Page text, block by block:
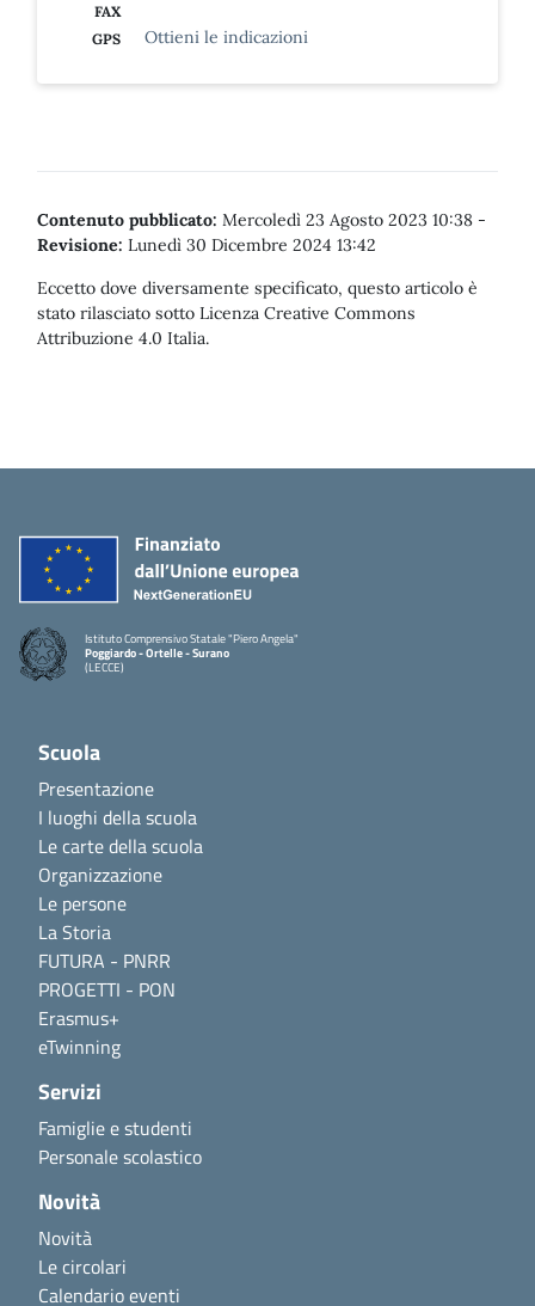
FAX
GPS
Ottieni le indicazioni
Contenuto pubblicato: Mercoledì 23 Agosto 2023 10:38 -
Revisione: Lunedì 30 Dicembre 2024 13:42
Eccetto dove diversamente specificato, questo articolo è
stato rilasciato sotto Licenza Creative Commons
Attribuzione 4.0 Italia.
Istituto Comprensivo Statale "Piero Angela"
Poggiardo - Ortelle - Surano
(LECCE)
Scuola
Presentazione
I luoghi della scuola
Le carte della scuola
Organizzazione
Le persone
La Storia
FUTURA - PNRR
PROGETTI - PON
Erasmus+
eTwinning
Servizi
Famiglie e studenti
Personale scolastico
Novità
Novità
Le circolari
Calendario eventi